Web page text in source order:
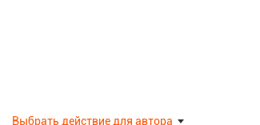
Выбрать действие для автора